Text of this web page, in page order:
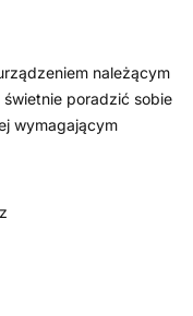
należącym
poradzić sobie
wymagającym